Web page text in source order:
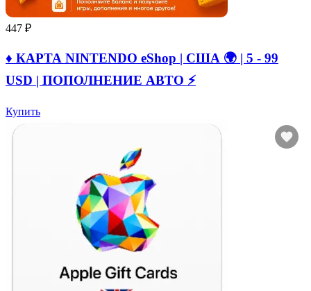
447 ₽
♦️ КАРТА NINTENDO eShop | США 🌍 | 5 - 99
USD | ПОПОЛНЕНИЕ АВТО ⚡
Купить